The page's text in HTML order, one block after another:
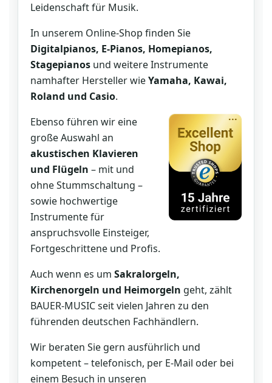
Leidenschaft für Musik.
In unserem Online-Shop finden Sie
Digitalpianos, E-Pianos, Homepianos,
Stagepianos und weitere Instrumente
namhafter Hersteller wieYamaha, Kawai,
Roland und Casio.
Ebenso führen wir eine
große Auswahl an
akustischen Klavieren
und Flügeln – mit und
ohne Stummschaltung –
sowie hochwertige
Instrumente für
anspruchsvolle Einsteiger,
Fortgeschrittene und Profis.
Auch wenn es umSakralorgeln,
Kirchenorgeln und Heimorgeln geht, zählt
BAUER-MUSIC seit vielen Jahren zu den
führenden deutschen Fachhändlern.
Wir beraten Sie gern ausführlich und
kompetent – telefonisch, per E-Mail oder bei
einem Besuch in unseren